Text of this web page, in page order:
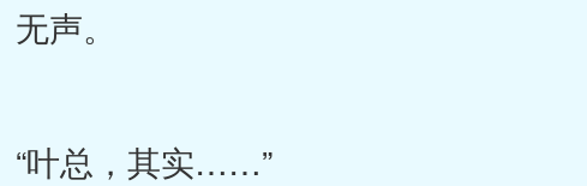
无声。
“叶总，其实……”